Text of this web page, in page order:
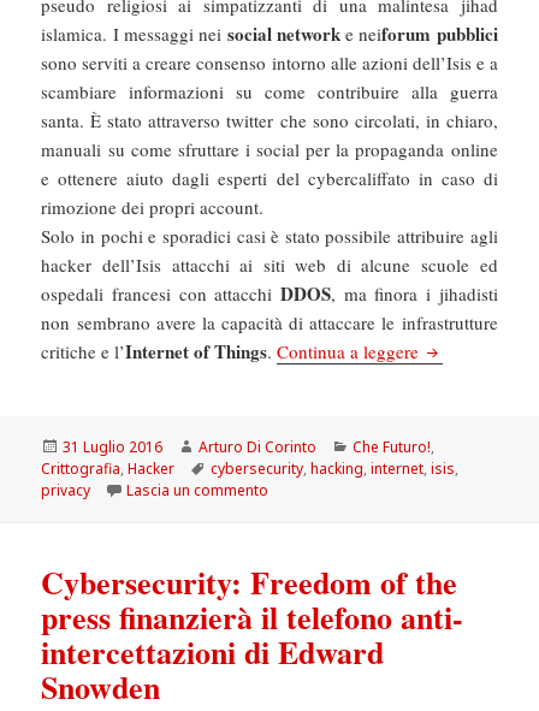
islamica. I messaggi nei social networke neiforum pubblici
sono serviti a creare consenso intorno alle azioni dell’Isis e a
scambiare informazioni su come contribuire alla guerra
santa. È stato attraverso twitter che sono circolati, in chiaro,
manuali su come sfruttare i social per la propaganda online
e ottenere aiuto dagli esperti del cybercaliffato in caso di
rimozione dei propri account.
Solo in pochi e sporadici casi è stato possibile attribuire agli
hacker dell’Isis attacchi ai siti web di alcune scuole ed
ospedali francesi con attacchi DDOS, ma finora i jihadisti
non sembrano avere la capacità di attaccare le infrastrutture
critiche e l’Internet of Things.Continua a leggere Chefuturo!
Scritto
il
31 Luglio 2016 Autore
Arturo Di Corinto Categorie
Che Futuro!,
Crittografia,Hacker Tag
cybersecurity,hacking,internet,isis,
privacy
Lascia un commento
Cybersecurity: Freedom of the
press finanzierà il telefono anti-
intercettazioni di Edward
Snowden